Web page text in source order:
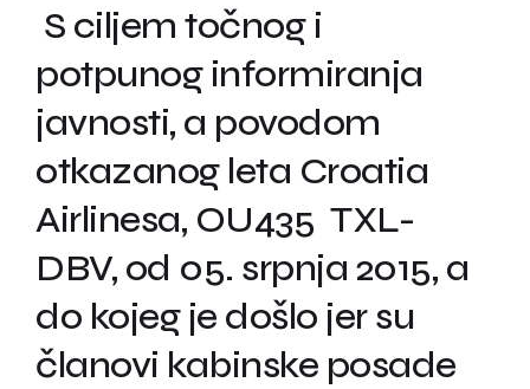
S ciljem točnog i
potpunog informiranja
javnosti, a povodom
otkazanog leta Croatia
Airlinesa, OU435 TXL-
DBV, od 05. srpnja 2015, a
do kojeg je došlo jer su
članovi kabinske posade